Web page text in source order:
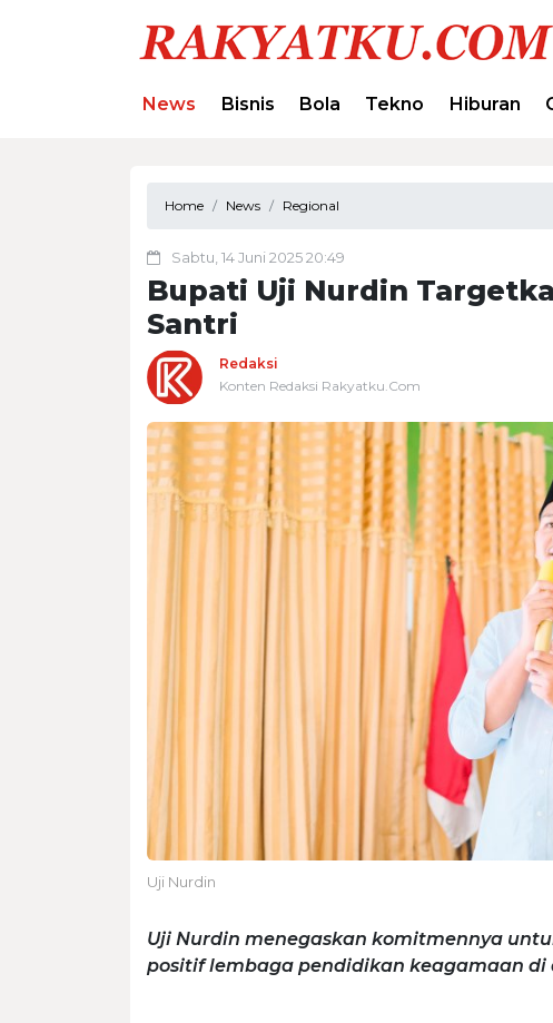
News Bisnis Bola Tekno Hiburan
Home News Regional
Sabtu, 14 Juni 2025 20:49
Bupati Uji Nurdin
Santri
Redaksi
Konten Redaksi Rakyatku.Com
Uji Nurdin
Uji Nurdin menegaskan komitmennya
positif lembaga pendidikan keagamaan di